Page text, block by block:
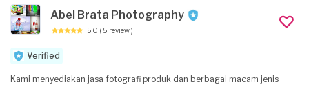
Abel Brata Photography
5.0 ( 5 review )
Verified
Kami menyediakan jasa fotografi produk dan berbagai macam jenis